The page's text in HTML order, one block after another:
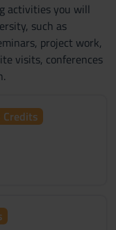
activities you will
such as
project work,
visits, conferences
Credits